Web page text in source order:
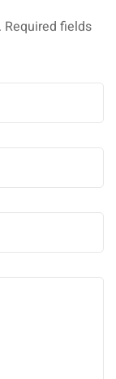
Required fields